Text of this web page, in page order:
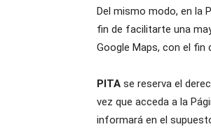
Del mismo modo, en la
fin de facilitarte una
Google Maps, con el
PITA se reserva el
vez que acceda a la
informará en el